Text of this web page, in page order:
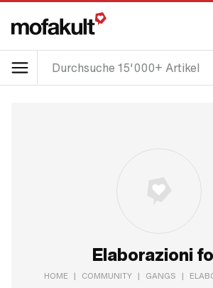
Elaborazioni
HOME | COMMUNITY | GANGS |